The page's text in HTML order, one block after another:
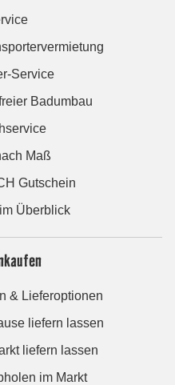
Service
Badumbau
Maß
Gutschein
Überblick
& Lieferoptionen
liefern lassen
liefern lassen
im Markt